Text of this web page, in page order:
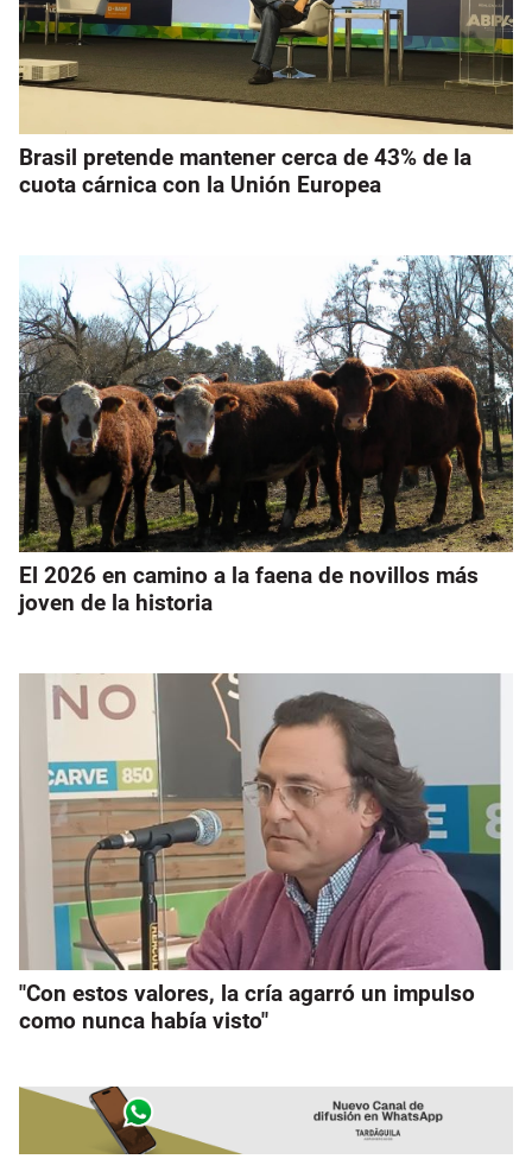
Brasil pretende mantener cerca de 43% de la
cuota cárnica con la Unión Europea
El 2026 en camino a la faena de novillos más
joven de la historia
"Con estos valores, la cría agarró un impulso
como nunca había visto"